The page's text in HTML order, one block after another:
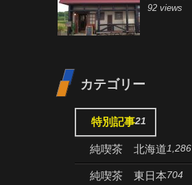
92 views
カテゴリー
特別記事21
純喫茶 北海道1,286
純喫茶 東日本704